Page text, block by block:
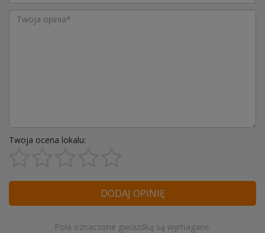
Twoja ocena lokalu:
DODAJ OPINIĘ
Pola oznaczone gwiazdką są wymagane.